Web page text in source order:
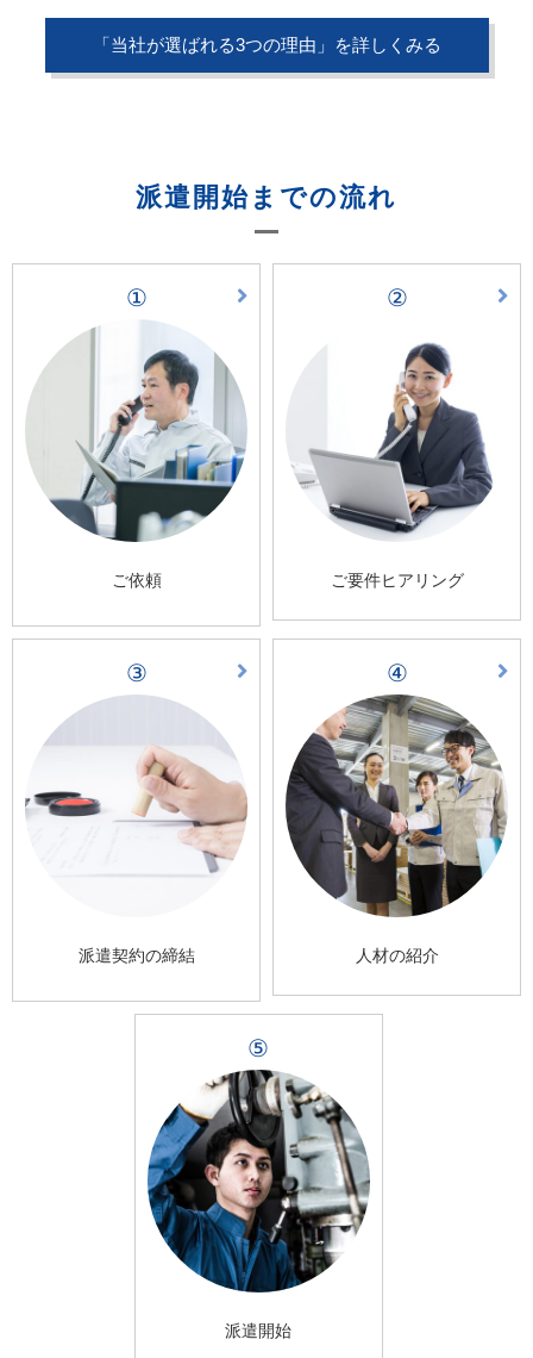
「当社が選ばれる3つの理由」を詳しくみる
派遣開始までの流れ
①
ご依頼
②
ご要件ヒアリング
③
派遣契約の締結
④
人材の紹介
⑤
派遣開始